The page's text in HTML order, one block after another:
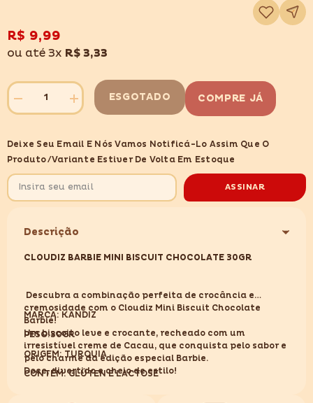
Adicionar
à
lista
R$ 9,99
ou até 3x R$ 3,33
Diminuir
quantidade
BARBIE
MINI
CHOCOLATE
30GR
Aumentar
quantidade
BARBIE
MINI
CHOCOLATE
30GR
ESGOTADO COMPRE JÁ
Deixe Seu Email E Nós Vamos Notificá-Lo Assim Que O
Produto/variante Estiver De Volta Em Estoque
ASSINAR
Descrição
CLOUDIZ BARBIE MINI BISCUIT CHOCOLATE 30GR
Descubra a combinação perfeita de crocância e
cremosidade com o Cloudiz Mini Biscuit Chocolate
Barbie!
Um biscoito leve e crocante, recheado com um
irresistível creme de Cacau, que conquista pelo sabor e
pelo charme da edição especial Barbie.
Doce, divertido e cheio de estilo!
MARCA: KANDIZ
PESO:30GR
ORIGEM: TURQUIA
CONTÉM: GLÚTEN E LACTOSE